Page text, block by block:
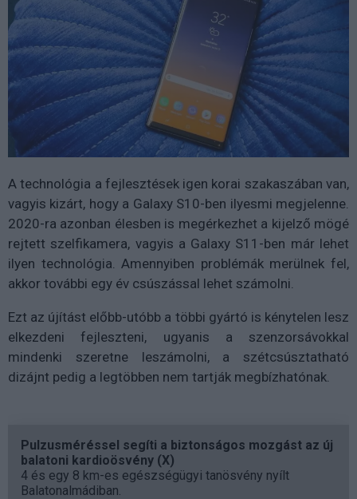
A technológia a fejlesztések igen korai szakaszában van,
vagyis kizárt, hogy a Galaxy S10-ben ilyesmi megjelenne.
2020-ra azonban élesben is megérkezhet a kijelző mögé
rejtett szelfikamera, vagyis a Galaxy S11-ben már lehet
ilyen technológia. Amennyiben problémák merülnek fel,
akkor további egy év csúszással lehet számolni.
Ezt az újítást előbb-utóbb a többi gyártó is kénytelen lesz
elkezdeni fejleszteni, ugyanis a szenzorsávokkal
mindenki szeretne leszámolni, a szétcsúsztatható
dizájnt pedig a legtöbben nem tartják megbízhatónak.
Pulzusméréssel segíti a biztonságos mozgást az új
balatoni kardioösvény (X)
4 és egy 8 km-es egészségügyi tanösvény nyílt
Balatonalmádiban.